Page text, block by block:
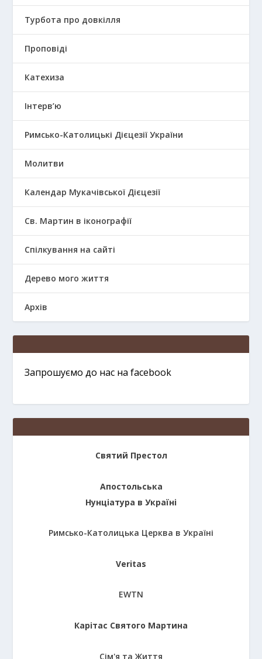
Турбота про довкілля
Проповіді
Катехиза
Інтерв’ю
Римсько-Католицькі Дієцезії України
Молитви
Календар Мукачівської Дієцезії
Св. Мартин в іконографії
Спілкування на сайті
Дерево мого життя
Архів
Запрошуємо до нас на facebook
Святий Престол
Апостольська
Нунціатура в Україні
Римсько-Католицька Церква в Україні
Veritas
EWTN
Карітас Святого Мартина
Сім'я та Життя